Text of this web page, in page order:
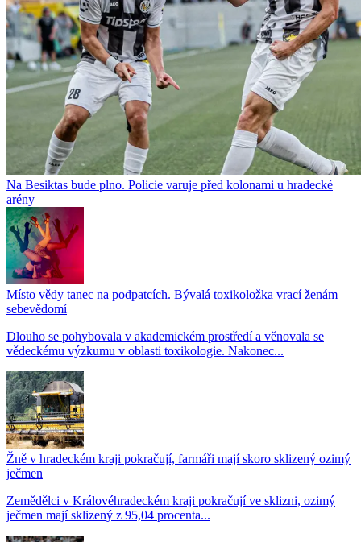
Na Besiktas bude plno. Policie varuje před kolonami u hradecké
arény
Místo vědy tanec na podpatcích. Bývalá toxikoložka vrací ženám
sebevědomí
Dlouho se pohybovala v akademickém prostředí a věnovala se
vědeckému výzkumu v oblasti toxikologie. Nakonec...
Žně v hradeckém kraji pokračují, farmáři mají skoro sklizený ozimý
ječmen
Zemědělci v Královéhradeckém kraji pokračují ve sklizni, ozimý
ječmen mají sklizený z 95,04 procenta...